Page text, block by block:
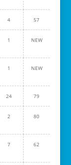
4 57
1 NEW
1 NEW
24 79
2 80
7 62